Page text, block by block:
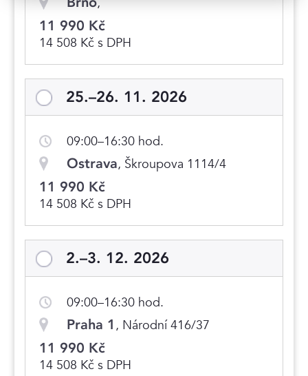
11 990 Kč
14 508 Kč s DPH
25.–26. 11. 2026
09:00–16:30 hod.
Ostrava, Škroupova 1114/4
11 990 Kč
14 508 Kč s DPH
2.–3. 12. 2026
09:00–16:30 hod.
Praha 1 , Národní 416/37
11 990 Kč
14 508 Kč s DPH